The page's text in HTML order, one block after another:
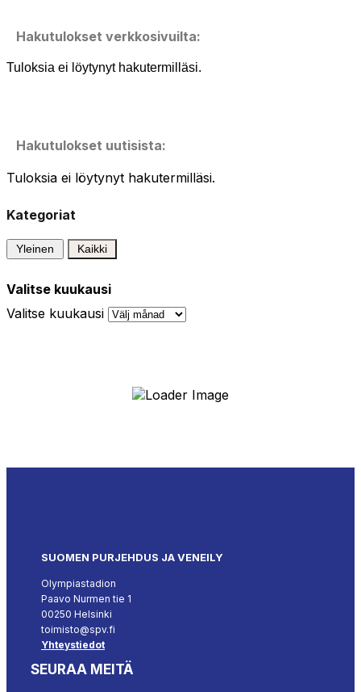
Hakutulokset verkkosivuilta:
Tuloksia ei löytynyt hakutermilläsi.
Hakutulokset uutisista:
Tuloksia ei löytynyt hakutermilläsi.
Kategoriat
Yleinen Kaikki
Valitse kuukausi
Valitse kuukausi
SUOMEN PURJEHDUS JA VENEILY
Olympiastadion
Paavo Nurmen tie 1
00250 Helsinki
toimisto@spv.fi
Yhteystiedot
SEURAA MEITÄ